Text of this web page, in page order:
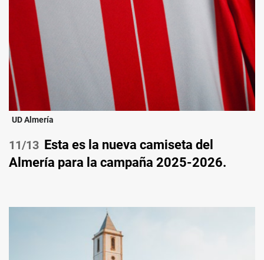
UD Almería
/13 Esta es la nueva camiseta del
Almería para la campaña 2025-2026.